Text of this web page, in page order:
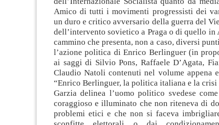
Amico di tutti i movimenti progressisti dei
un duro e critico avversario della guerra del
dell’intervento sovietico a Praga o di quello in
cammino che presenta, non a caso, diversi
l’azione politica di Enrico Berlinguer (in
ai saggi di Silvio Pons, Raffaele D’Agata,
Claudio Natoli contenuti nel volume appena
“Enrico Berlinguer, la politica italiana e la crisi
Garzia delinea l’uomo politico svedese
coraggioso e illuminato che non riteneva di
problemi etici e che non si faceva